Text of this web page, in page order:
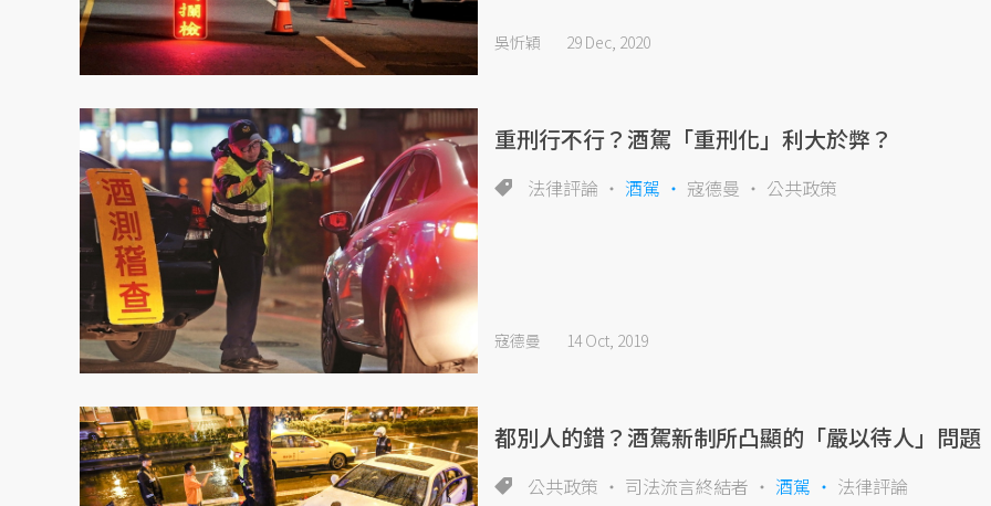
吳忻穎 29 Dec, 2020
重刑行不行？酒駕「重刑化」利大於弊？
法律評論 酒駕 寇德曼 公共政策
寇德曼 14 Oct, 2019
都別人的錯？酒駕新制所凸顯的「嚴以待人」問題
公共政策 司法流言終結者 酒駕 法律評論